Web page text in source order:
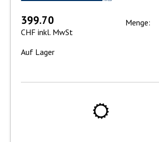
399.70
CHF inkl. MwSt
Menge:
Auf Lager